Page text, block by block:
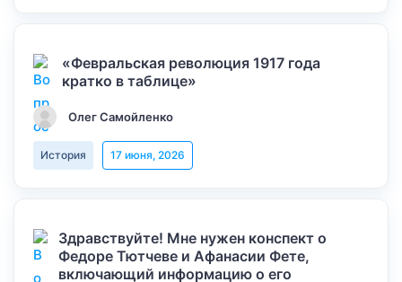
«Февральская революция 1917 года
кратко в таблице»
Олег Самойленко
История 17 июня, 2026
Здравствуйте! Мне нужен конспект о
Федоре Тютчеве и Афанасии Фете,
включающий информацию о его